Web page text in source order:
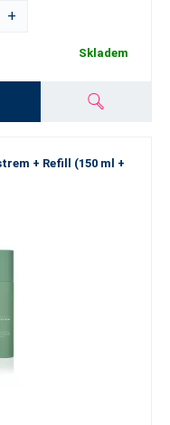
+
Skladem
+ Refill (150 ml +